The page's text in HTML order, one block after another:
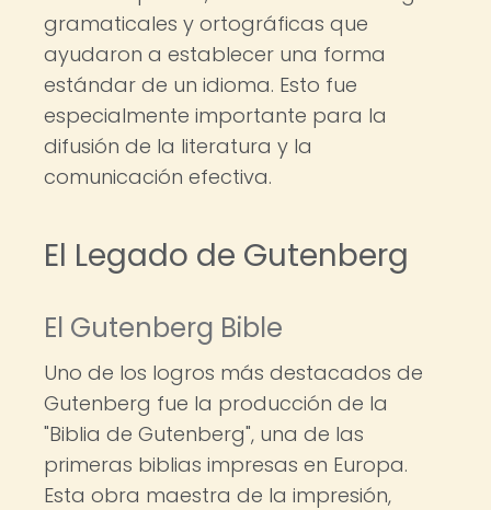
gramaticales y ortográficas que
ayudaron a establecer una forma
estándar de un idioma. Esto fue
especialmente importante para la
difusión de la literatura y la
comunicación efectiva.
El Legado de Gutenberg
El Gutenberg Bible
Uno de los logros más destacados de
Gutenberg fue la producción de la
"Biblia de Gutenberg", una de las
primeras biblias impresas en Europa.
Esta obra maestra de la impresión,